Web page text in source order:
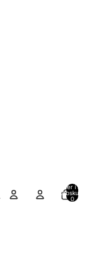
Varer i alt i
0